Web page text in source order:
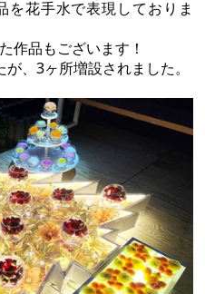
を花手水で表現しておりま
作品もございます！
、3ヶ所増設されました。